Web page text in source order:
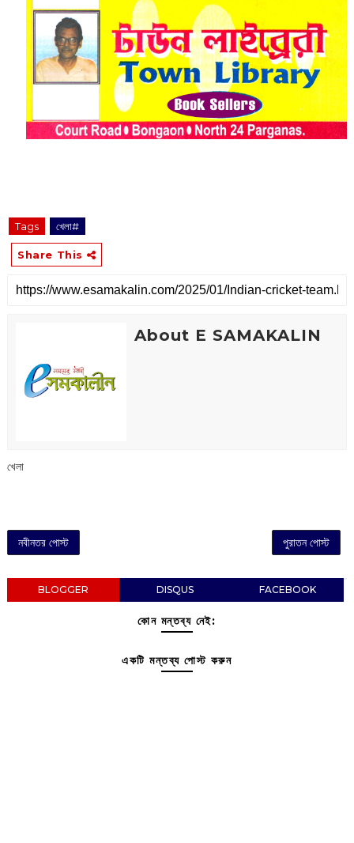
Tags খেলা#
Share This
About E SAMAKALIN
খেলা
নবীনতর পোস্ট পুরাতন পোস্ট
BLOGGER DISQUS FACEBOOK
কোন মন্তব্য নেই:
একটি মন্তব্য পোস্ট করুন